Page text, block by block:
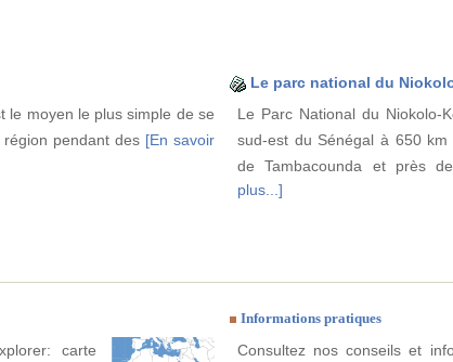
le moyen le plus simple de se
pendant des [En savoir
Le parc national du
Le Parc National du Niokolo-
sud-est du Sénégal à 650
de Tambacounda et près
plus...]
carte
Informations pratiques
Consultez nos conseils et